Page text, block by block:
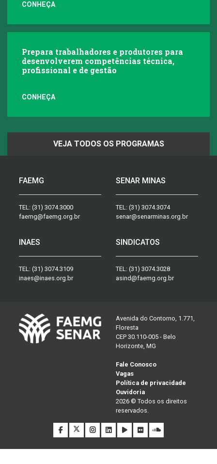
CONHEÇA
Prepara trabalhadores e produtores para
desenvolverem competências técnica,
profissional e de gestão
CONHEÇA
VEJA TODOS OS PROGRAMAS
FAEMG
TEL: (31) 3074.3000
faemg@faemg.org.br
SENAR MINAS
TEL: (31) 3074.3074
senar@senarminas.org.br
INAES
TEL: (31) 3074.3109
inaes@inaes.org.br
SINDICATOS
TEL: (31) 3074.3028
asind@faemg.org.br
Avenida do Contorno, 1.771,
Floresta
CEP 30.110-005 - Belo
Horizonte, MG
Fale Conosco
Vagas
Política de privacidade
Ouvidoria
2026 © Todos os direitos
reservados.